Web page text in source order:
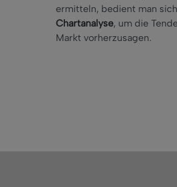
ermitteln, bedient man
Chartanalyse, um die
Markt vorherzusagen.